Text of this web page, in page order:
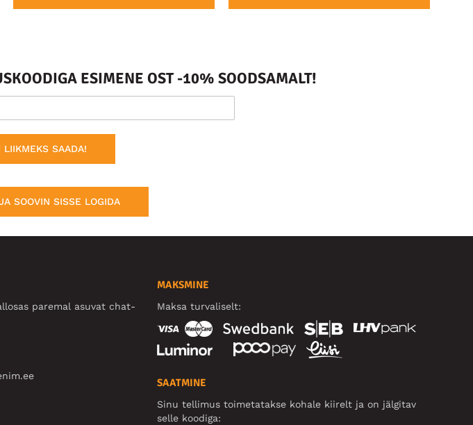
ESIMENE OST -10% SOODSAMALT!
SAADA!
SOOVIN SISSE LOGIDA
paremal asuvat chat-
MAKSMINE
Maksa turvaliselt:
SAATMINE
Sinu tellimus toimetatakse kohale kiirelt ja on jälgitav
selle koodiga: